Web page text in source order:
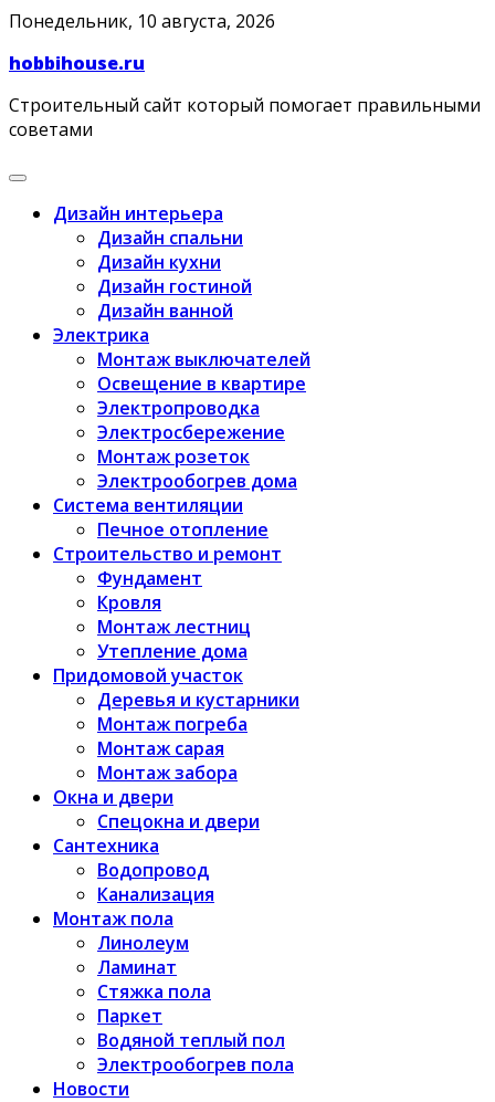
Skip
content
Понедельник, 10 августа, 2026
hobbihouse.ru
Строительный сайт который помогает правильными
советами
Дизайн интерьера
Дизайн спальни
Дизайн кухни
Дизайн гостиной
Дизайн ванной
Электрика
Монтаж выключателей
Освещение в квартире
Электропроводка
Электросбережение
Монтаж розеток
Электрообогрев дома
Система вентиляции
Печное отопление
Строительство и ремонт
Фундамент
Кровля
Монтаж лестниц
Утепление дома
Придомовой участок
Деревья и кустарники
Монтаж погреба
Монтаж сарая
Монтаж забора
Окна и двери
Спецокна и двери
Сантехника
Водопровод
Канализация
Монтаж пола
Линолеум
Ламинат
Стяжка пола
Паркет
Водяной теплый пол
Электрообогрев пола
Новости